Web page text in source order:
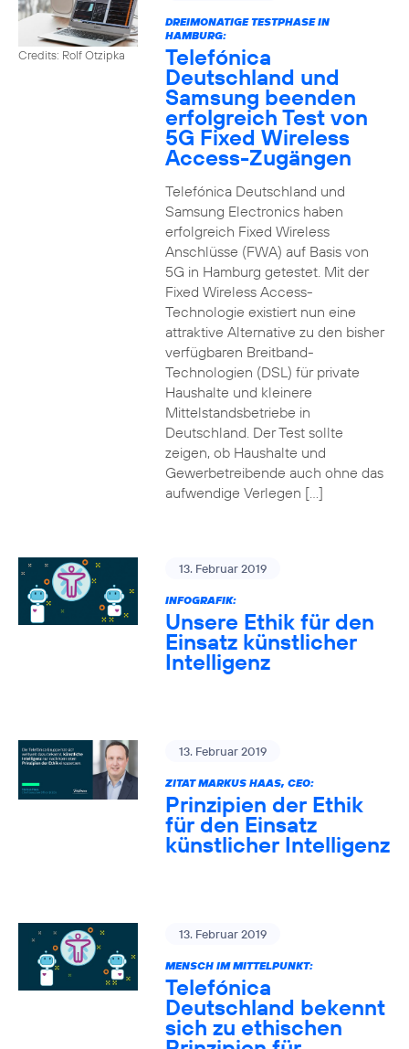
Credits: Rolf Otzipka
DREIMONATIGE TESTPHASE IN
HAMBURG:
Telefónica
Deutschland und
Samsung beenden
erfolgreich Test von
5G Fixed Wireless
Access-Zugängen
Telefónica Deutschland und
Samsung Electronics haben
erfolgreich Fixed Wireless
Anschlüsse (FWA) auf Basis von
5G in Hamburg getestet. Mit der
Fixed Wireless Access-
Technologie existiert nun eine
attraktive Alternative zu den bisher
verfügbaren Breitband-
Technologien (DSL) für private
Haushalte und kleinere
Mittelstandsbetriebe in
Deutschland. Der Test sollte
zeigen, ob Haushalte und
Gewerbetreibende auch ohne das
aufwendige Verlegen […]
13. Februar 2019
INFOGRAFIK:
Unsere Ethik für den
Einsatz künstlicher
Intelligenz
13. Februar 2019
ZITAT MARKUS HAAS, CEO:
Prinzipien der Ethik
für den Einsatz
künstlicher Intelligenz
13. Februar 2019
MENSCH IM MITTELPUNKT:
Telefónica
Deutschland bekennt
sich zu ethischen